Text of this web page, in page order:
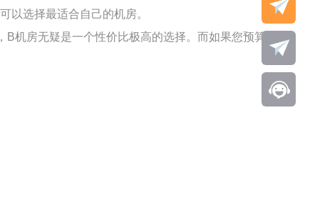
以选择最适合自己的机房。
机房无疑是一个性价比极高的选择。而如果您预算有限，